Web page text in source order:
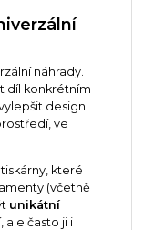
náhrady.
díl konkrétním
design
ve
které
(včetně
unikátní
ale často ji i